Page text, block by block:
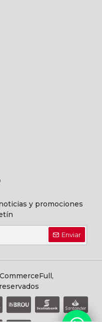
y promociones
Enviar